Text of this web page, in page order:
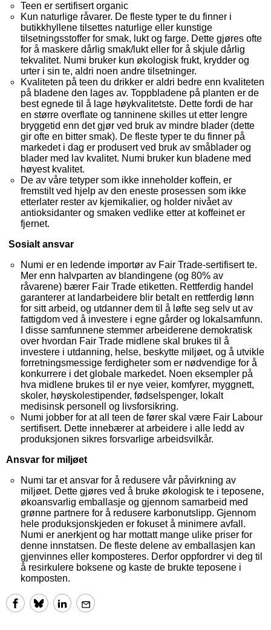
Teen er sertifisert organic
Kun naturlige råvarer. De fleste typer te du finner i
butikkhyllene tilsettes naturlige eller kunstige
tilsetningsstoffer for smak, lukt og farge. Dette gjøres ofte
for å maskere dårlig smak/lukt eller for å skjule dårlig
tekvalitet. Numi bruker kun økologisk frukt, krydder og
urter i sin te, aldri noen andre tilsetninger.
Kvaliteten på teen du drikker er aldri bedre enn kvaliteten
på bladene den lages av. Toppbladene på planten er de
best egnede til å lage høykvalitetste. Dette fordi de har
en større overflate og tanninene skilles ut etter lengre
bryggetid enn det gjør ved bruk av mindre blader (dette
gir ofte en bitter smak). De fleste typer te du finner på
markedet i dag er produsert ved bruk av småblader og
blader med lav kvalitet. Numi bruker kun bladene med
høyest kvalitet.
De av våre tetyper som ikke inneholder koffein, er
fremstilt ved hjelp av den eneste prosessen som ikke
etterlater rester av kjemikalier, og holder nivået av
antioksidanter og smaken vedlike etter at koffeinet er
fjernet.
Sosialt ansvar
Numi er en ledende importør av Fair Trade-sertifisert te.
Mer enn halvparten av blandingene (og 80% av
råvarene) bærer Fair Trade etiketten. Rettferdig handel
garanterer at landarbeidere blir betalt en rettferdig lønn
for sitt arbeid, og utdanner dem til å løfte seg selv ut av
fattigdom ved å investere i egne gårder og lokalsamfunn.
I disse samfunnene stemmer arbeiderene demokratisk
over hvordan Fair Trade midlene skal brukes til å
investere i utdanning, helse, beskytte miljøet, og å utvikle
forretningsmessige ferdigheter som er nødvendige for å
konkurrere i det globale markedet. Noen eksempler på
hva midlene brukes til er nye veier, komfyrer, myggnett,
skoler, høyskolestipender, fødselspenger, lokalt
medisinsk personell og livsforsikring.
Numi jobber for at all teen de fører skal være Fair Labour
sertifisert. Dette innebærer at arbeidere i alle ledd av
produksjonen sikres forsvarlige arbeidsvilkår.
Ansvar for miljøet
Numi tar et ansvar for å redusere vår påvirkning av
miljøet. Dette gjøres ved å bruke økologisk te i teposene,
økoansvarlig emballasje og gjennom samarbeid med
grønne partnere for å redusere karbonutslipp. Gjennom
hele produksjonskjeden er fokuset å minimere avfall.
Numi er anerkjent og har mottatt mange ulike priser for
denne innstatsen. De fleste delene av emballasjen kan
gjenvinnes eller komposteres. Derfor oppfordrer vi deg til
å resirkulere boksene og kaste de brukte teposene i
komposten.